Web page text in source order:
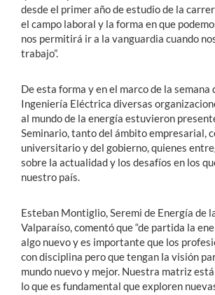
desde el primer año de estudio de la
el campo laboral y la forma en que
nos permitirá ir a la vanguardia cuando
trabajo”.
De esta forma y en el marco de la semana
Ingeniería Eléctrica diversas
al mundo de la energía estuvieron
Seminario, tanto del ámbito empresarial,
universitario y del gobierno, quienes
sobre la actualidad y los desafíos en los
nuestro país.
Esteban Montiglio, Seremi de Energía de
Valparaíso, comentó que “de partida la
algo nuevo y es importante que los
con disciplina pero que tengan la visión
mundo nuevo y mejor. Nuestra matriz
lo que es fundamental que exploren